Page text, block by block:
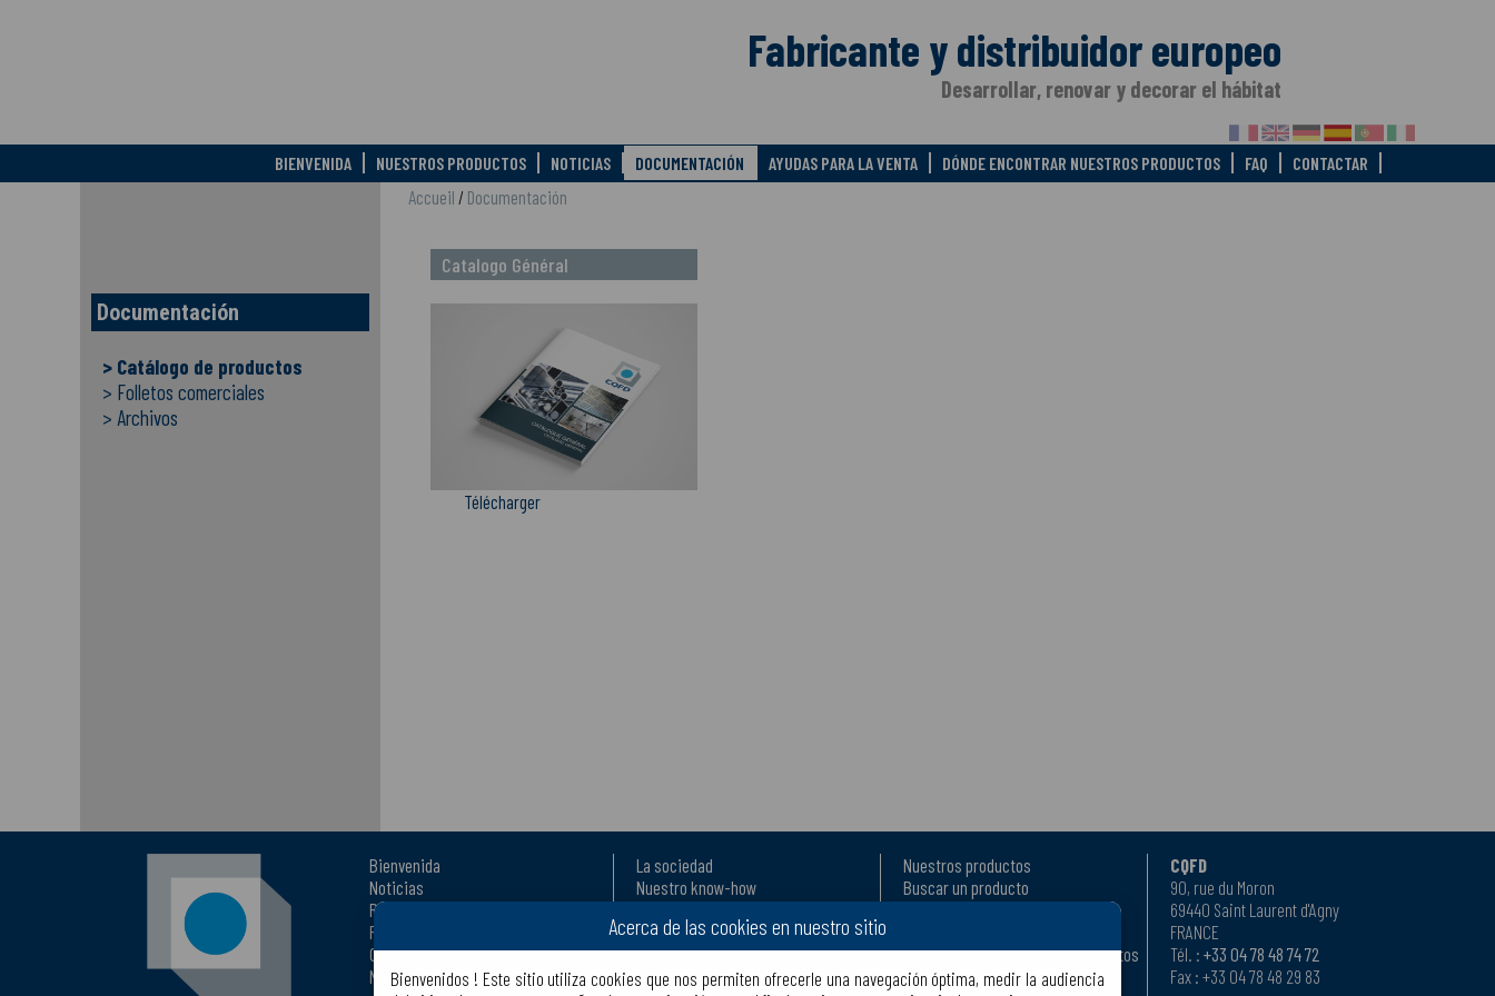
Fabricante y distribuidor europeo
Desarrollar, renovar y decorar el hábitat
BIENVENIDA NUESTROS PRODUCTOS NOTICIAS DOCUMENTACIÓN AYUDAS PARA LA VENTA DÓNDE ENCONTRAR NUESTROS PRODUCTOS FAQ CONTACTAR
Documentación
> Catálogo de productos
> Folletos comerciales
> Archivos
Accueil / Documentación
Catalogo Général
Télécharger
Bienvenida
Noticias
Presencia comercial en exportación
Plano del sitio
Contáctenos
Notas legales
La sociedad
Nuestro know-how
Crear una cuenta
Conectarse
Nuestros productos
Buscar un producto
Dónde encontrar nuestros productos
Preguntas frecuentes
CQFD
90, rue du Moron
69440 Saint Laurent d'Agny
FRANCE
Tél. : +33 04 78 48 74 72
Fax : +33 04 78 48 29 83
Acerca de las cookies en nuestro sitio
Bienvenidos ! Este sitio utiliza cookies que nos permiten ofrecerle una navegación óptima, medir la audiencia